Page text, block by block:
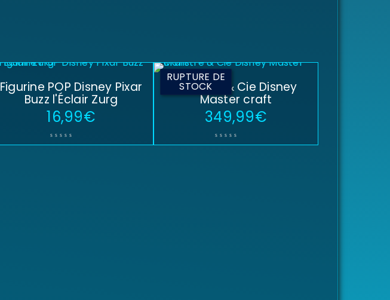
Figurine POP Disney Pixar
Buzz l'Éclair Zurg
16,99€
RUPTURE DE
STOCK
Monstre & Cie Disney
Master craft
349,99€